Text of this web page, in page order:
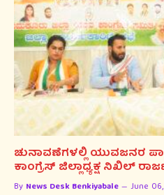
ಚುನಾವಣೆಗಳಲ್ಲಿ ಯುವಜನರ
ಕಾಂಗ್ರೆಸ್ ಜಿಲ್ಲಾಧ್ಯಕ್ಷ ನಿಖಿಲ್
By News Desk Benkiyabale June